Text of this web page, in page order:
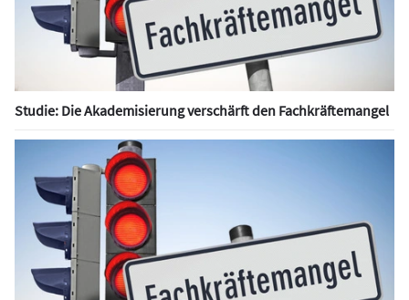
Studie: Die Akademisierung verschärft den Fachkräftemangel